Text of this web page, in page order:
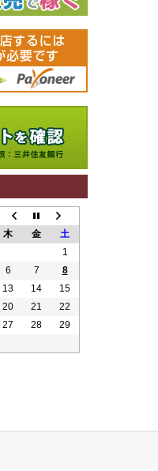
木 金
土
1
6 7
8
13 14
15
20 21
22
27 28
29